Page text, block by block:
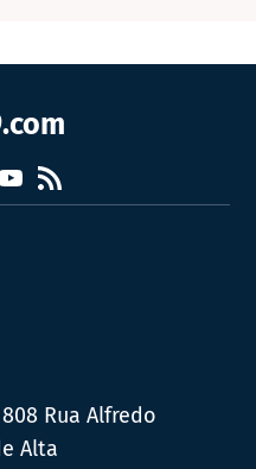
YouTube
RSS
Rua Alfredo
Alta